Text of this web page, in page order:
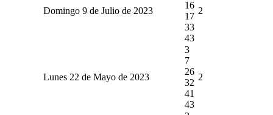
Domingo 9 de Julio de 2023
16
17
33
43
2
Lunes 22 de Mayo de 2023
3
7
26
32
41
43
2